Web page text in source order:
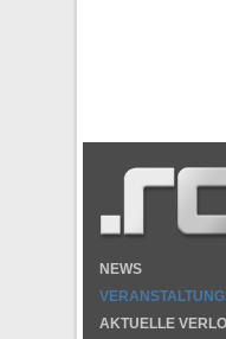
NEWS
AKTUELLE